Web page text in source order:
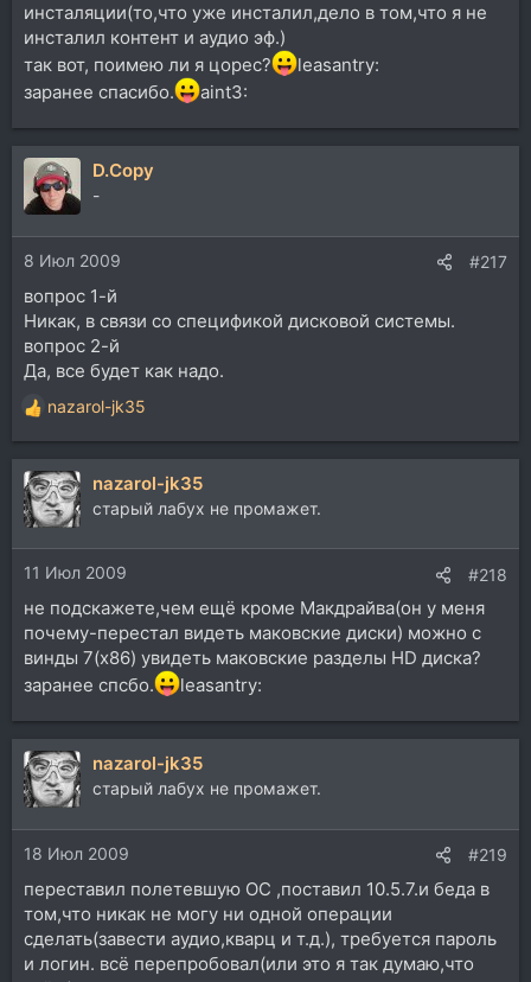
инсталяции(то,что уже инсталил,дело в том,что я не
инсталил контент и аудио эф.)
так вот, поимею ли я цорес?
leasantry:
заранее спасибо.
aint3:
D.Copy
-
8 Июл 2009 #217
вопрос 1-й
Никак, в связи со спецификой дисковой системы.
вопрос 2-й
Да, все будет как надо.
Р
е
а
к
ц
и
и
:
nazarol-jk35
nazarol-jk35
старый лабух не промажет.
11 Июл 2009 #218
не подскажете,чем ещё кроме Макдрайва(он у меня
почему-перестал видеть маковские диски) можно с
винды 7(х86) увидеть маковские разделы HD диска?
заранее спсбо.
leasantry:
nazarol-jk35
старый лабух не промажет.
18 Июл 2009 #219
переставил полетевшую ОС ,поставил 10.5.7.и беда в
том,что никак не могу ни одной операции
сделать(завести аудио,кварц и т.д.), требуется пароль
и логин. всё перепробовал(или это я так думаю,что